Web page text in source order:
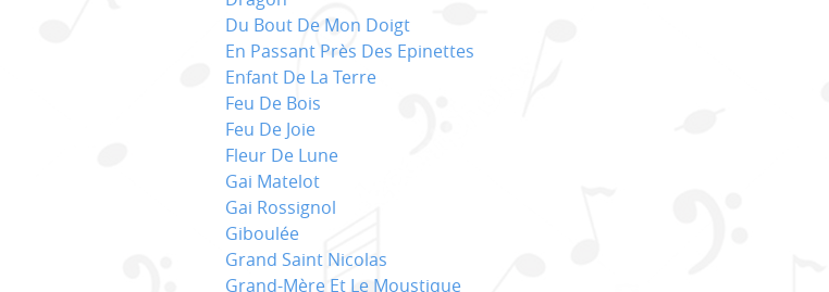
Du Bout De Mon Doigt
En Passant Près Des Epinettes
Enfant De La Terre
Feu De Bois
Feu De Joie
Fleur De Lune
Gai Matelot
Gai Rossignol
Giboulée
Grand Saint Nicolas
Grand-Mère Et Le Moustique